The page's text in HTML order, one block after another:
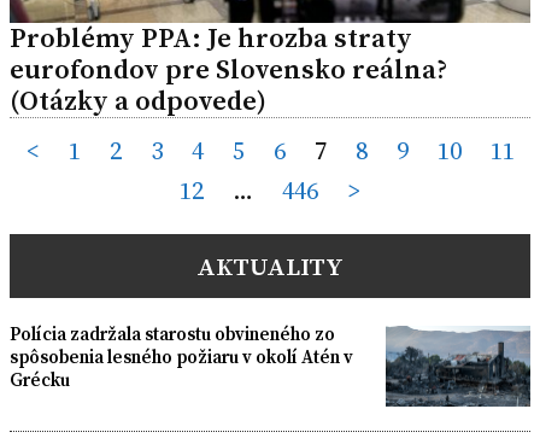
Problémy PPA: Je hrozba straty
eurofondov pre Slovensko reálna?
(Otázky a odpovede)
Posts
< 1 2 3 4 5 6 7 8 9 10
11
12
… 446 >
AKTUALITY
Polícia zadržala starostu obvineného zo
spôsobenia lesného požiaru v okolí Atén v
Grécku